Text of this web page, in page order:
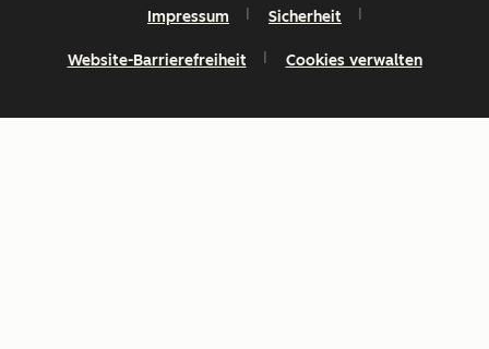
Impressum Sicherheit
Website-Barrierefreiheit Cookies verwalten